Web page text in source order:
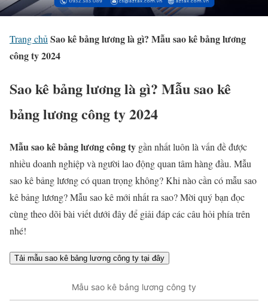
Trang chủ Sao kê bảng lương là gì? Mẫu sao kê bảng lương
công ty 2024
Sao kê bảng lương là gì? Mẫu sao kê
bảng lương công ty 2024
Mẫu sao kê bảng lương công ty gần nhất luôn là vấn đề được
nhiều doanh nghiệp và người lao động quan tâm hàng đầu. Mẫu
sao kê bảng lương có quan trọng không? Khi nào cần có mẫu sao
kê bảng lương? Mẫu sao kê mới nhất ra sao? Mời quý bạn đọc
cùng theo dõi bài viết dưới đây để giải đáp các câu hỏi phía trên
nhé!
Tải mẫu sao kê bảng lương công ty tại đây
Mẫu sao kê bảng lương công ty